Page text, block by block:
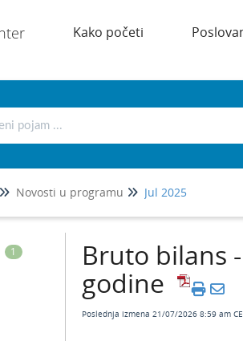
Kako početi
Novosti u programu Jul 2025
1
Bruto bilans
godine
Poslednja izmena 21/07/2026 8:59 am